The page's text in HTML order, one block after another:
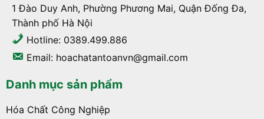
1 Đào Duy Anh, Phường Phương Mai, Quận Đống Đa,
Thành phố Hà Nội
Hotline: 0389.499.886
Email: hoachatantoanvn@gmail.com
Danh mục sản phẩm
Hóa Chất Công Nghiệp